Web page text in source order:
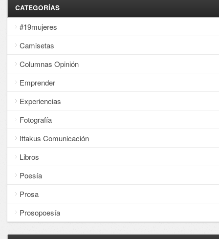
CATEGORÍAS
#19mujeres
Camisetas
Columnas Opinión
Emprender
Experiencias
Fotografía
Ittakus Comunicación
Libros
Poesía
Prosa
Prosopoesía